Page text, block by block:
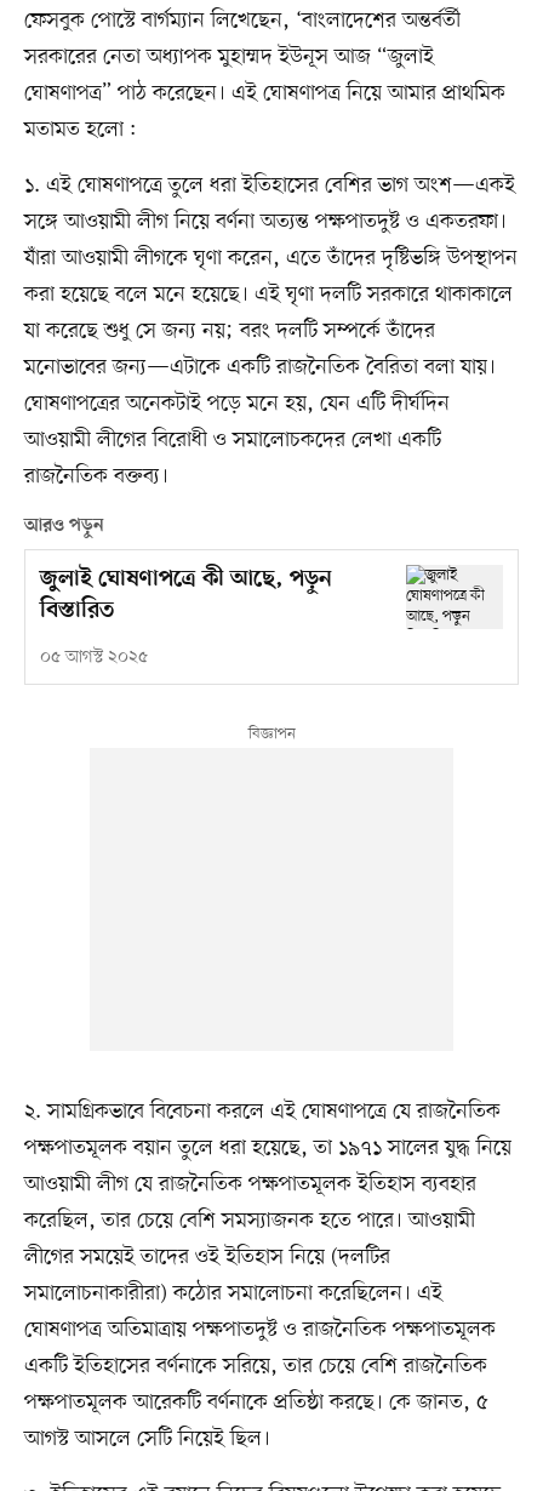
ফেসবুক পোস্টে বার্গম্যান লিখেছেন, ‘বাংলাদেশের অন্তর্বর্তী
সরকারের নেতা অধ্যাপক মুহাম্মদ ইউনূস আজ “জুলাই
ঘোষণাপত্র” পাঠ করেছেন। এই ঘোষণাপত্র নিয়ে আমার প্রাথমিক
মতামত হলো :
১. এই ঘোষণাপত্রে তুলে ধরা ইতিহাসের বেশির ভাগ অংশ—একই
সঙ্গে আওয়ামী লীগ নিয়ে বর্ণনা অত্যন্ত পক্ষপাতদুষ্ট ও একতরফা।
যাঁরা আওয়ামী লীগকে ঘৃণা করেন, এতে তাঁদের দৃষ্টিভঙ্গি উপস্থাপন
করা হয়েছে বলে মনে হয়েছে। এই ঘৃণা দলটি সরকারে থাকাকালে
যা করেছে শুধু সে জন্য নয়; বরং দলটি সম্পর্কে তাঁদের
মনোভাবের জন্য—এটাকে একটি রাজনৈতিক বৈরিতা বলা যায়।
ঘোষণাপত্রের অনেকটাই পড়ে মনে হয়, যেন এটি দীর্ঘদিন
আওয়ামী লীগের বিরোধী ও সমালোচকদের লেখা একটি
রাজনৈতিক বক্তব্য।
আরও পড়ুন
জুলাই ঘোষণাপত্রে কী আছে, পড়ুন
বিস্তারিত
০৫ আগস্ট ২০২৫
২. সামগ্রিকভাবে বিবেচনা করলে এই ঘোষণাপত্রে যে রাজনৈতিক
পক্ষপাতমূলক বয়ান তুলে ধরা হয়েছে, তা ১৯৭১ সালের যুদ্ধ নিয়ে
আওয়ামী লীগ যে রাজনৈতিক পক্ষপাতমূলক ইতিহাস ব্যবহার
করেছিল, তার চেয়ে বেশি সমস্যাজনক হতে পারে। আওয়ামী
লীগের সময়েই তাদের ওই ইতিহাস নিয়ে (দলটির
সমালোচনাকারীরা) কঠোর সমালোচনা করেছিলেন। এই
ঘোষণাপত্র অতিমাত্রায় পক্ষপাতদুষ্ট ও রাজনৈতিক পক্ষপাতমূলক
একটি ইতিহাসের বর্ণনাকে সরিয়ে, তার চেয়ে বেশি রাজনৈতিক
পক্ষপাতমূলক আরেকটি বর্ণনাকে প্রতিষ্ঠা করছে। কে জানত, ৫
আগস্ট আসলে সেটি নিয়েই ছিল।